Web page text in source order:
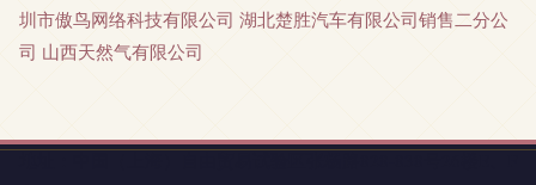
圳市傲鸟网络科技有限公司 湖北楚胜汽车有限公司销售二分公
司 山西天然气有限公司